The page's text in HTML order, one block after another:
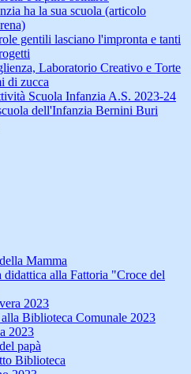
ha la sua scuola (articolo
gentili lasciano l'impronta e tanti
Laboratorio Creativo e Torte
di zucca
Scuola Infanzia A.S. 2023-24
dell'Infanzia Bernini Buri
Mamma
didattica alla Fattoria "Croce del
2023
Biblioteca Comunale 2023
2023
papà
Biblioteca